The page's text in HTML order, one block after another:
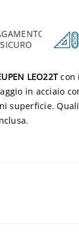
SICURO
LEO22Tcon
in acciaio
superficie.